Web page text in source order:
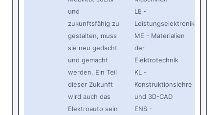
und
zukunftsfähig zu
gestalten, muss
sie neu gedacht
und gemacht
werden. Ein Teil
dieser Zukunft
wird auch das
Elektroauto sein
LE -
Leistungselektronik
ME - Materialien
der
Elektrotechnik
KL -
Konstruktionslehre
und 3D-CAD
ENS -